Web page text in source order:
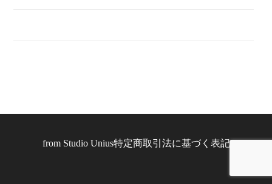
from Studio Unius特定商取引法に基づく表記